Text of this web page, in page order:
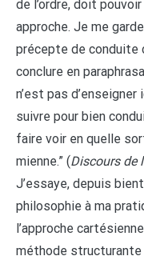
de l’ordre, doit
approche. Je me
précepte de conduite
conclure en
n’est pas
suivre pour bien
faire voir en quelle
mienne.” (Discours de
J’essaye, depuis
philosophie à ma
l’approche
méthode